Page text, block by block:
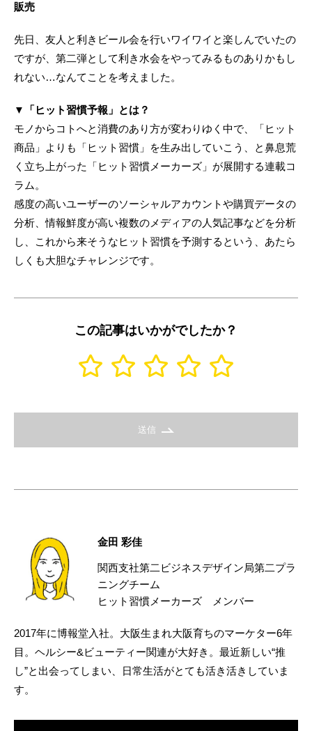
販売
先日、友人と利きビール会を行いワイワイと楽しんでいたの
ですが、第二弾として利き水会をやってみるものありかもし
れない…なんてことを考えました。
▼「ヒット習慣予報」とは？
モノからコトへと消費のあり方が変わりゆく中で、「ヒット
商品」よりも「ヒット習慣」を生み出していこう、と鼻息荒
く立ち上がった「ヒット習慣メーカーズ」が展開する連載コ
ラム。
感度の高いユーザーのソーシャルアカウントや購買データの
分析、情報鮮度が高い複数のメディアの人気記事などを分析
し、これから来そうなヒット習慣を予測するという、あたら
しくも大胆なチャレンジです。
この記事はいかがでしたか？
送信
金田 彩佳
関西支社第二ビジネスデザイン局第二プラ
ニングチーム
ヒット習慣メーカーズ メンバー
2017年に博報堂入社。大阪生まれ大阪育ちのマーケター6年
目。ヘルシー&ビューティー関連が大好き。最近新しい“推
し”と出会ってしまい、日常生活がとても活き活きしていま
す。